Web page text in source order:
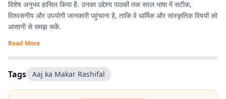
विशेष अनुभव हासिल किया है. उनका उद्देश्य पाठकों तक सरल भाषा में सटीक,
विश्वसनीय और उपयोगी जानकारी पहुंचाना है, ताकि वे धार्मिक और सांस्कृतिक विषयों को
आसानी से समझ सकें.
Read More
Tags Aaj ka Makar Rashifal